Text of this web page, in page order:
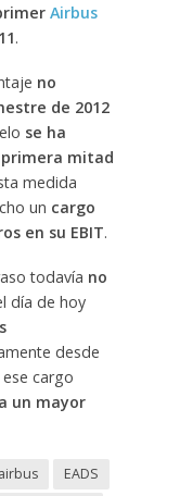
Airbus
.
no
de 2012
se ha
primera mitad
medida
un cargo
en su EBIT.
todavía no
día de hoy
desde
cargo
un mayor
airbus
EADS